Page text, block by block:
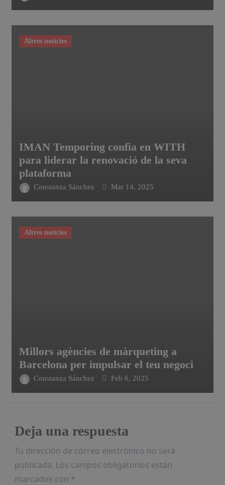
Altres notícies
IMAN Temporing confia en WITH
para liderar la renovació de la seva
plataforma
Constanza Sánchez Mar 14, 2025
Altres notícies
Millors agències de màrqueting a
Barcelona per impulsar el teu negoci
Constanza Sánchez Feb 6, 2025
Deja una respuesta
Tu dirección de correo electrónico no será
publicada. Los campos obligatorios están
marcados con *